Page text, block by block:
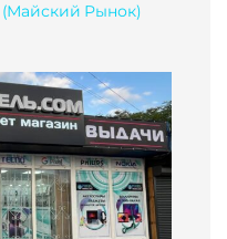
(Майский Рынок)